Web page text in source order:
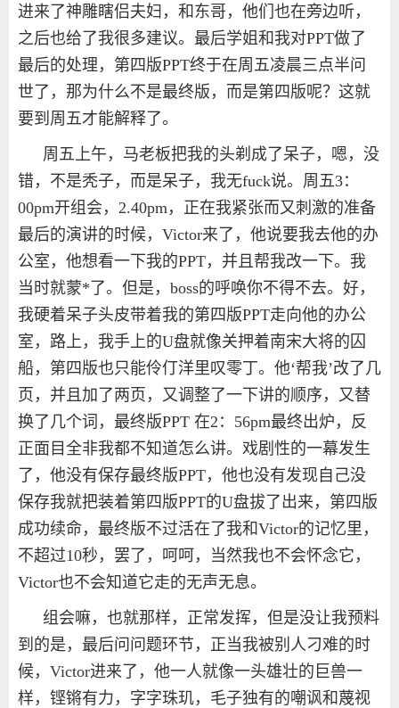
进来了神雕瞎侣夫妇，和东哥，他们也在旁边听，
之后也给了我很多建议。最后学姐和我对PPT做了
最后的处理，第四版PPT终于在周五凌晨三点半问
世了，那为什么不是最终版，而是第四版呢？这就
要到周五才能解释了。
周五上午，马老板把我的头剃成了呆子，嗯，没
错，不是秃子，而是呆子，我无fuck说。周五3：
00pm开组会， 2.40pm ，正在我紧张而又刺激的准备
最后的演讲的时候， Victor来了，他说要我去他的办
公室，他想看一下我的PPT，并且帮我改一下。我
当时就蒙*了。但是， boss的呼唤你不得不去。好，
我硬着呆子头皮带着我的第四版PPT走向他的办公
室，路上，我手上的U盘就像关押着南宋大将的囚
船，第四版也只能伶仃洋里叹零丁。他‘帮我’改了几
页，并且加了两页，又调整了一下讲的顺序，又替
换了几个词，最终版PPT 在2 ： 56pm最终出炉，反
正面目全非我都不知道怎么讲。戏剧性的一幕发生
了，他没有保存最终版PPT，他也没有发现自己没
保存我就把装着第四版PPT的U盘拔了出来，第四版
成功续命，最终版不过活在了我和Victor的记忆里，
不超过10秒，罢了，呵呵，当然我也不会怀念它，
Victor也不会知道它走的无声无息。
组会嘛，也就那样，正常发挥，但是没让我预料
到的是，最后问问题环节，正当我被别人刁难的时
候， Victor进来了，他一人就像一头雄壮的巨兽一
样，铿锵有力，字字珠玑，毛子独有的嘲讽和蔑视